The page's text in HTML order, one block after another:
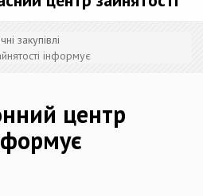
закупівлі
інформує
центр